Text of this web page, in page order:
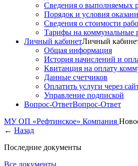
Сведения о выполняемых
Порядок и условия
Сведения о стоимости
Тарифы на коммунальные
Личный кабинетЛичный
Общая информация
История начислений и
Квитанция на оплату
Данные счетчиков
Оплатить услуги через
Управление подпиской
Вопрос-ОтветВопрос-Ответ
МУ ОП «Рефтинское» Компания
← Назад
Последние документы
Все документы